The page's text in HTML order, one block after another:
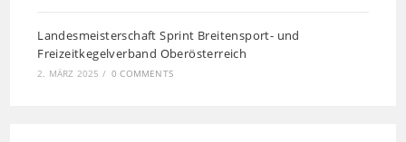
Landesmeisterschaft Sprint Breitensport- und
Freizeitkegelverband Oberösterreich
2. MÄRZ 2025 / 0 COMMENTS